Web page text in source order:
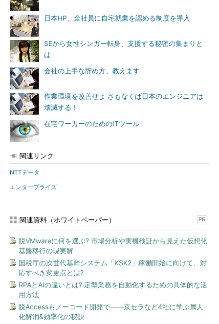
日本HP、全社員に自宅就業を認める制度を導入
SEから女性シンガー転身、支援する秘密の集まりと
は
会社の上手な辞め方、教えます
作業環境を改善せよ さもなくば日本のエンジニアは
壊滅する！
在宅ワーカーのためのITツール
関連リンク
NTTデータ
エンタープライズ
関連資料（ホワイトペーパー） PR
脱VMwareに何を選ぶ? 市場分析や実機検証から見えた仮想化
基盤移行の現実解
国税庁の次世代基幹システム「KSK2」稼働開始に向けて、対
応すべき変更点とは?
RPAとAIの違いとは? 定型業務を自動化するための具体的な活
用方法
脱Accessもノーコード開発で――京セラなど4社に学ぶ属人
化解消&効率化の秘訣